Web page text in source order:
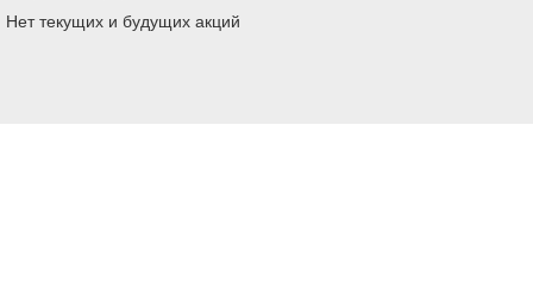
Нет текущих и будущих акций